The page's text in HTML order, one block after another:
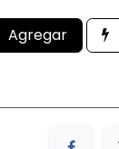
Agregar